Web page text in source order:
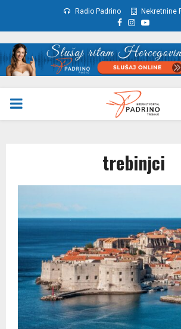
Radio Padrino Nekretnine
Facebook
Instagram
Youtube
PRIMARY
trebinjci